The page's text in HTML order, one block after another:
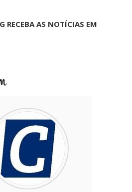
RECEBA AS NOTÍCIAS EM